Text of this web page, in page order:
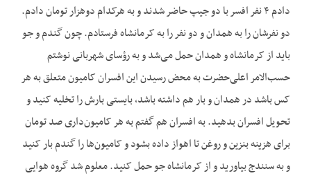
دادم ۴ نفر افسر با دو جیپ حاضر شدند و به هرکدام دوهزار تومان دادم.
دو نفرشان را به همدان و دو نفر را به کرمانشاه فرستادم. چون گندم و جو
باید از کرمانشاه و همدان حمل می‌شد و به رؤسای شهربانی نوشتم
حسب‌الامر اعلی‌حضرت به محض رسیدن این افسران کامیون متعلق به هر
کس باشد در همدان و بار هم داشته باشد، بایستی بارش را تخلیه کنید و
تحویل افسران بدهید. به افسران هم گفتم به هر کامیون‌داری صد تومان
برای هزینه بنزین و روغن تا اهواز داده بشود و کامیون‌ها را گندم بار کنید
و به سنندج بیاورید و از کرمانشاه جو حمل کنید. معلوم شد گروه هوایی